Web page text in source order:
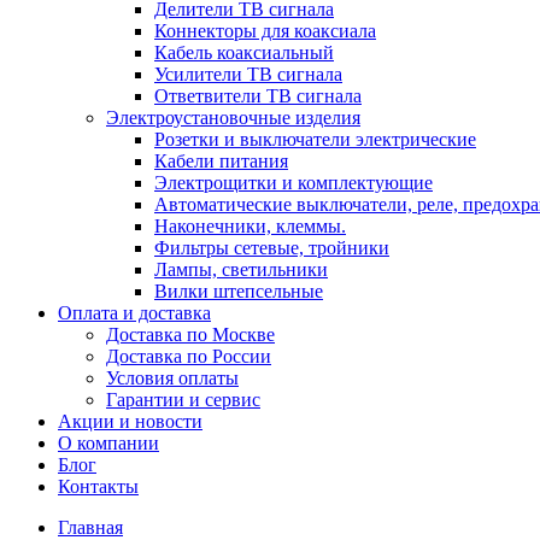
Делители ТВ сигнала
Коннекторы для коаксиала
Кабель коаксиальный
Усилители ТВ сигнала
Ответвители ТВ сигнала
Электроустановочные изделия
Розетки и выключатели электрические
Кабели питания
Электрощитки и комплектующие
Автоматические выключатели, реле,
Наконечники, клеммы.
Фильтры сетевые, тройники
Лампы, светильники
Вилки штепсельные
Оплата и доставка
Доставка по Москве
Доставка по России
Условия оплаты
Гарантии и сервис
Акции и новости
О компании
Блог
Контакты
Главная